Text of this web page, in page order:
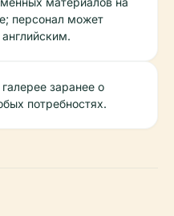
персонал может
заранее о
потребностях.